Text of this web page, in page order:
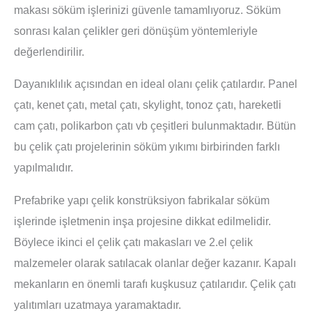
makası söküm işlerinizi güvenle tamamlıyoruz. Söküm
sonrası kalan çelikler geri dönüşüm yöntemleriyle
değerlendirilir.
Dayanıklılık açısından en ideal olanı çelik çatılardır. Panel
çatı, kenet çatı, metal çatı, skylight, tonoz çatı, hareketli
cam çatı, polikarbon çatı vb çeşitleri bulunmaktadır. Bütün
bu çelik çatı projelerinin söküm yıkımı birbirinden farklı
yapılmalıdır.
Prefabrike yapı çelik konstrüksiyon fabrikalar söküm
işlerinde işletmenin inşa projesine dikkat edilmelidir.
Böylece ikinci el çelik çatı makasları ve 2.el çelik
malzemeler olarak satılacak olanlar değer kazanır. Kapalı
mekanların en önemli tarafı kuşkusuz çatılarıdır. Çelik çatı
yalıtımları uzatmaya yaramaktadır.